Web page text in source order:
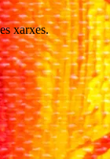
xarxes.